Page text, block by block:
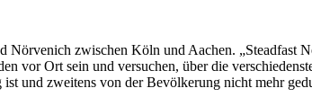
zwischen Köln und Aachen. „Steadfast
vor Ort sein und versuchen, über die
und zweitens von der Bevölkerung nicht mehr